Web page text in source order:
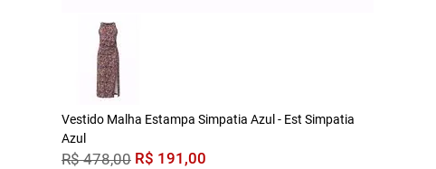
Vestido Malha Estampa Simpatia Azul - Est Simpatia
Azul
R$ 478,00 R$ 191 ,00